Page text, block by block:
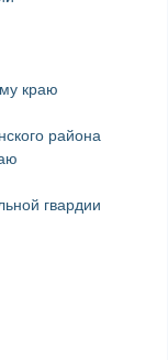
краю
района
гвардии